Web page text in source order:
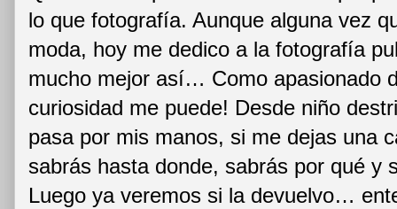
lo que fotografía. Aunque alguna vez
moda, hoy me dedico a la fotografía
mucho mejor así… Como apasionado
curiosidad me puede! Desde niño
pasa por mis manos, si me dejas una
sabrás hasta donde, sabrás por qué y
Luego ya veremos si la devuelvo…